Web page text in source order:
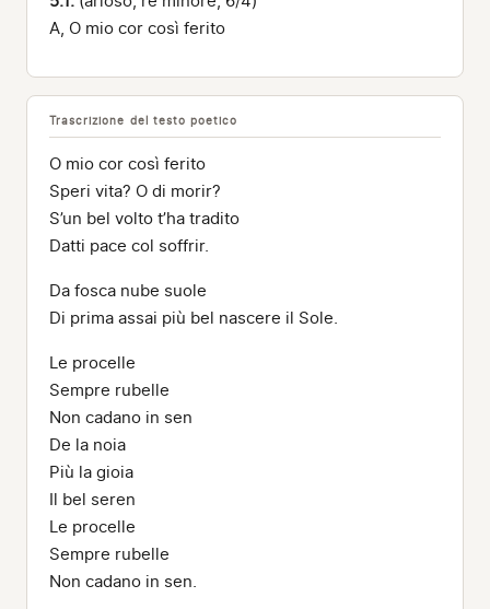
A, O mio cor così ferito
Trascrizione del testo poetico
O mio cor così ferito
Speri vita? O di morir?
S’un bel volto t’ha tradito
Datti pace col soffrir.
Da fosca nube suole
Di prima assai più bel nascere il Sole.
Le procelle
Sempre rubelle
Non cadano in sen
De la noia
Più la gioia
Il bel seren
Le procelle
Sempre rubelle
Non cadano in sen.